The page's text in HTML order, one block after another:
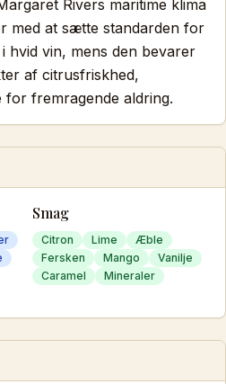
Rivers maritime klima
med at sætte standarden for
hvid vin, mens den bevarer
af citrusfriskhed,
for fremragende aldring.
Smag
Citron Lime
Æble
Fersken
Mango
Vanilje
Caramel
Mineraler